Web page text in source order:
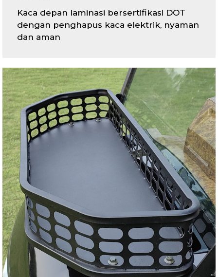
Kaca depan laminasi bersertifikasi DOT
dengan penghapus kaca elektrik, nyaman
dan aman